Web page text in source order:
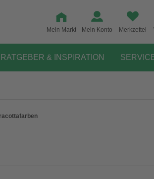
Mein Markt Mein Konto Merkzettel
RATGEBER & INSPIRATION